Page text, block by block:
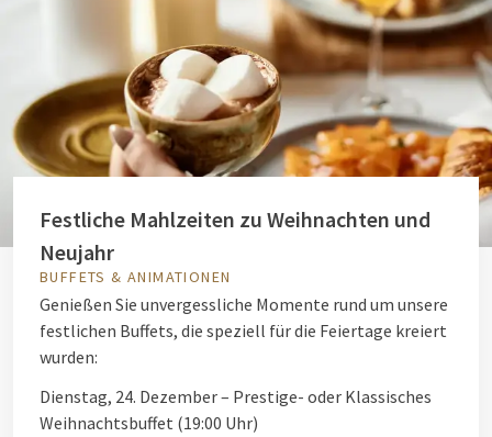
Festliche Mahlzeiten zu Weihnachten und
Neujahr
BUFFETS & ANIMATIONEN
Genießen Sie unvergessliche Momente rund um unsere
festlichen Buffets, die speziell für die Feiertage kreiert
wurden:
Dienstag, 24. Dezember – Prestige- oder Klassisches
Weihnachtsbuffet (19:00 Uhr)